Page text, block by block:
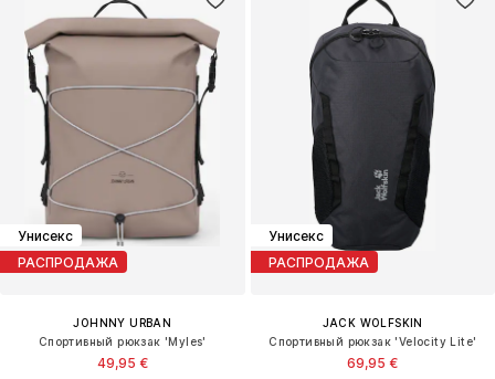
Унисекс
РАСПРОДАЖА
JOHNNY URBAN
Спортивный рюкзак 'Myles'
49,95 €
Унисекс
РАСПРОДАЖА
JACK WOLFSKIN
Спортивный рюкзак 'Velocity Lite'
69,95 €